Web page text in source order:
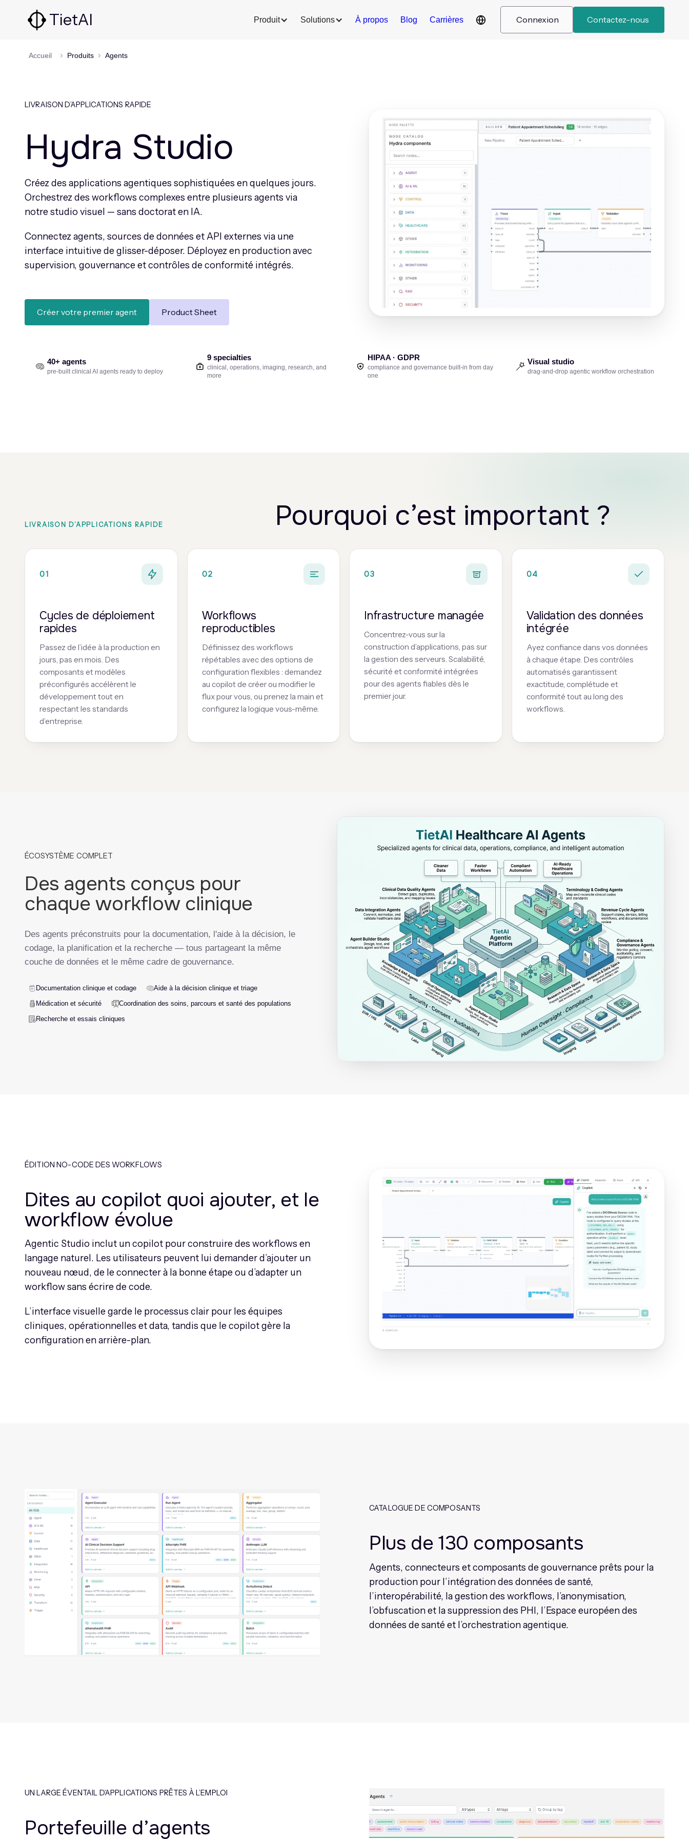
TietAI Produit Solutions À propos Blog Carrières Connexion Contactez-nous
Accueil Produits Agents
LIVRAISON D’APPLICATIONS RAPIDE
Hydra Studio
Créez des applications agentiques sophistiquées en quelques jours.
Orchestrez des workflows complexes entre plusieurs agents via
notre studio visuel — sans doctorat en IA.
Connectez agents, sources de données et API externes via une
interface intuitive de glisser-déposer. Déployez en production avec
supervision, gouvernance et contrôles de conformité intégrés.
Créer votre premier agent Product Sheet
40+ agents
pre-built clinical AI agents ready to deploy
9 specialties
clinical, operations, imaging, research, and
more
HIPAA · GDPR
compliance and governance built-in from day
one
Visual studio
drag-and-drop agentic workflow orchestration
LIVRAISON D’APPLICATIONS RAPIDE Pourquoi c’est important ?
01
Cycles de déploiement
rapides
Passez de l’idée à la production en
jours, pas en mois. Des
composants et modèles
préconfigurés accélèrent le
développement tout en
respectant les standards
d’entreprise.
02
Workflows
reproductibles
Définissez des workflows
répétables avec des options de
configuration flexibles : demandez
au copilot de créer ou modifier le
flux pour vous, ou prenez la main et
configurez la logique vous-même.
03
Infrastructure managée
Concentrez-vous sur la
construction d’applications, pas sur
la gestion des serveurs. Scalabilité,
sécurité et conformité intégrées
pour des agents fiables dès le
premier jour.
04
Validation des données
intégrée
Ayez confiance dans vos données
à chaque étape. Des contrôles
automatisés garantissent
exactitude, complétude et
conformité tout au long des
workflows.
ÉCOSYSTÈME COMPLET
Des agents conçus pour
chaque workflow clinique
Des agents préconstruits pour la documentation, l'aide à la décision, le
codage, la planification et la recherche — tous partageant la même
couche de données et le même cadre de gouvernance.
Documentation clinique et codage
Aide à la décision clinique et triage
Médication et sécurité
Coordination des soins, parcours et santé des populations
Recherche et essais cliniques
ÉDITION NO-CODE DES WORKFLOWS
Dites au copilot quoi ajouter, et le
workflow évolue
Agentic Studio inclut un copilot pour construire des workflows en
langage naturel. Les utilisateurs peuvent lui demander d’ajouter un
nouveau nœud, de le connecter à la bonne étape ou d’adapter un
workflow sans écrire de code.
L’interface visuelle garde le processus clair pour les équipes
cliniques, opérationnelles et data, tandis que le copilot gère la
configuration en arrière-plan.
CATALOGUE DE COMPOSANTS
Plus de 130 composants
Agents, connecteurs et composants de gouvernance prêts pour la
production pour l’intégration des données de santé,
l’interopérabilité, la gestion des workflows, l’anonymisation,
l’obfuscation et la suppression des PHI, l’Espace européen des
données de santé et l’orchestration agentique.
UN LARGE ÉVENTAIL D’APPLICATIONS PRÊTES À L’EMPLOI
Portefeuille d’agents